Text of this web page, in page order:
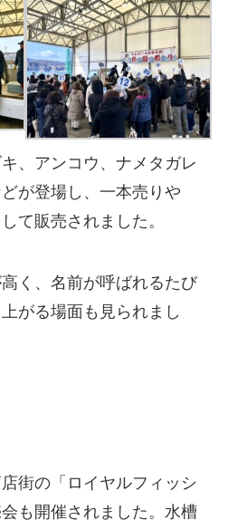
、アンコウ、ナメタガレ
が登場し、一本売りや
て販売されました。
く、名前が呼ばれるたび
がる場面も見られまし
街の「ロイヤルフィッシ
も開催されました。水槽